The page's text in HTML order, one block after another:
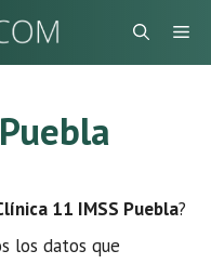
11 IMSS Puebla?
los datos que